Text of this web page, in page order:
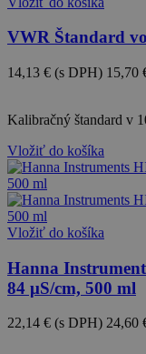
VWR Štandard
14,13 € (s DPH) 15,70
Kalibračný štandard v
Vložiť do košíka
Vložiť do košíka
Hanna
84 μS/cm, 500 ml
22,14 € (s DPH) 24,60